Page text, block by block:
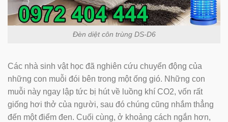
Đèn diệt côn trùng DS-D6
Các nhà sinh vật học đã nghiên cứu chuyển động của
những con muỗi đói bên trong một ống gió. Những con
muỗi này ngay lập tức bị hút về luồng khí CO2, vốn rất
giống hơi thở của người, sau đó chúng cũng nhắm thẳng
đến một điểm đen. Cuối cùng, ở khoảng cách ngắn hơn,